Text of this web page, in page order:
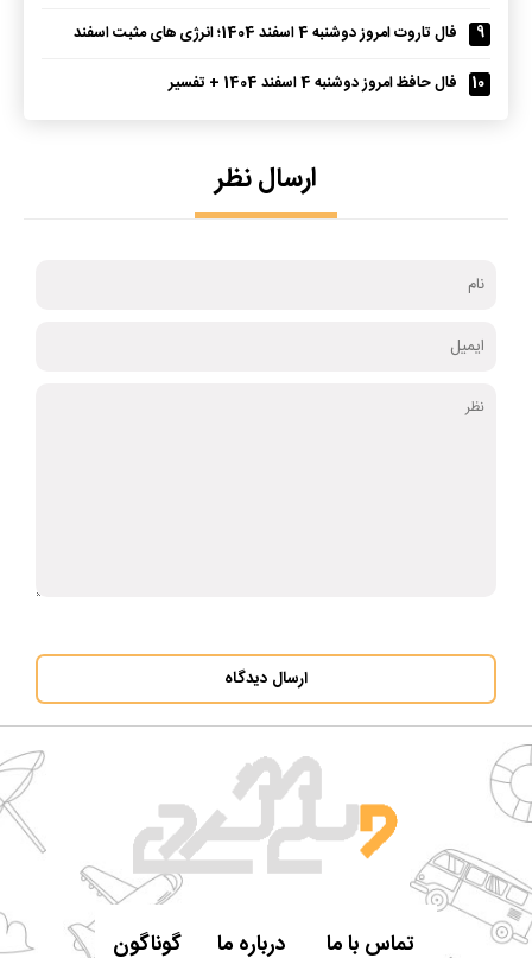
9
فال تاروت امروز دوشنبه 4 اسفند 1404؛ انرژی های مثبت اسفند
10
فال حافظ امروز دوشنبه 4 اسفند 1404 + تفسیر
ارسال نظر
ارسال دیدگاه
تماس با ما درباره ما گوناگون